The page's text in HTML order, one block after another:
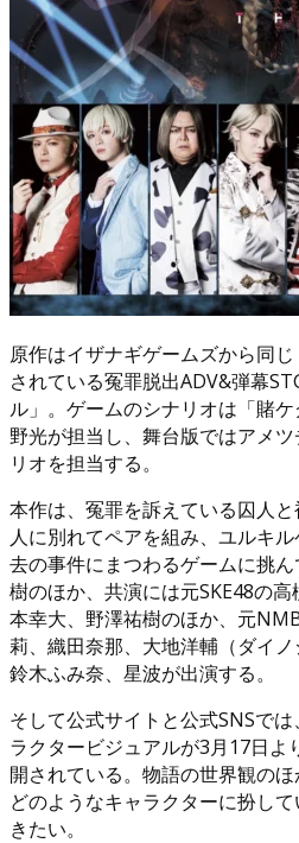
原作はイザナギゲームズから同
されている冤罪脱出ADV&弾幕
ル」。ゲームのシナリオは「賭
野光が担当し、舞台版ではアメ
リオを担当する。
本作は、冤罪を訴えている囚人
人に別れてペアを組み、ユルキ
去の事件にまつわるゲームに挑
樹のほか、共演には元SKE48の
本幸大、野澤祐樹のほか、元
莉、織田奈那、大地洋輔（ダイノ
鈴木ふみ奈、星波が出演する。
そして公式サイトと公式SNSで
ラクタービジュアルが3月17日よ
開されている。物語の世界観の
どのようなキャラクターに扮し
きたい。